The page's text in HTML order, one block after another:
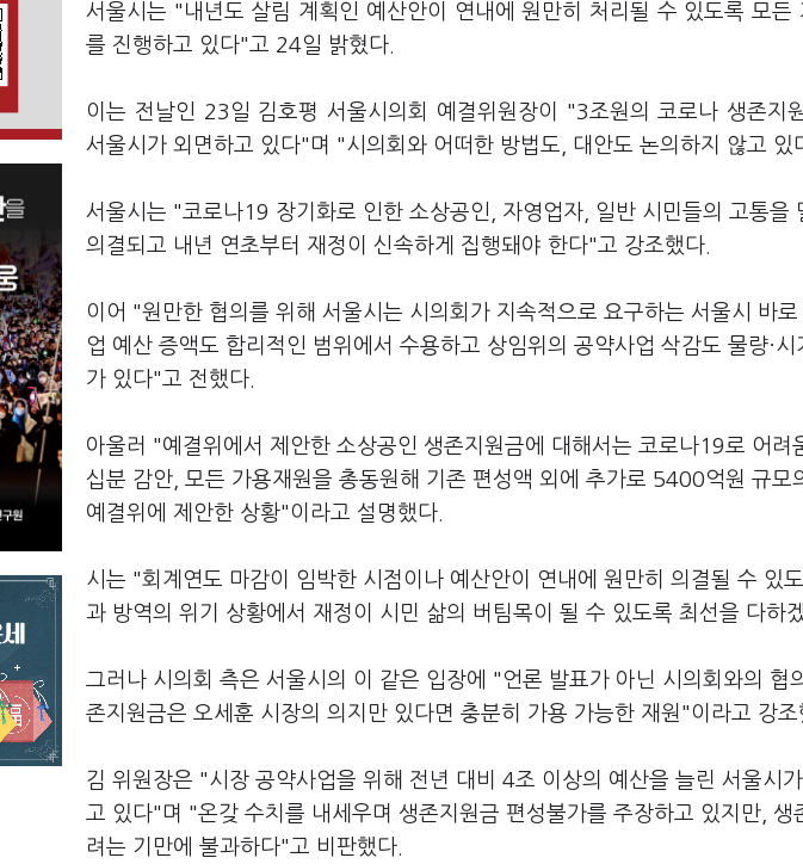
서울시는 "내년도 살림 계획인 예산안이 연내에 원만히 처리될 수 있도록 모든
를 진행하고 있다"고 24일 밝혔다.
이는 전날인 23일 김호평 서울시의회 예결위원장이 "3조원의 코로나 생존지
서울시가 외면하고 있다"며 "시의회와 어떠한 방법도, 대안도 논의하지 않고 있
서울시는 "코로나19 장기화로 인한 소상공인, 자영업자, 일반 시민들의 고통을
의결되고 내년 연초부터 재정이 신속하게 집행돼야 한다"고 강조했다.
이어 "원만한 협의를 위해 서울시는 시의회가 지속적으로 요구하는 서울시 바
업 예산 증액도 합리적인 범위에서 수용하고 상임위의 공약사업 삭감도 물량·
가 있다"고 전했다.
아울러 "예결위에서 제안한 소상공인 생존지원금에 대해서는 코로나19로 어려
십분 감안, 모든 가용재원을 총동원해 기존 편성액 외에 추가로 5400억원 규모
예결위에 제안한 상황"이라고 설명했다.
시는 "회계연도 마감이 임박한 시점이나 예산안이 연내에 원만히 의결될 수 있
과 방역의 위기 상황에서 재정이 시민 삶의 버팀목이 될 수 있도록 최선을 다하
그러나 시의회 측은 서울시의 이 같은 입장에 "언론 발표가 아닌 시의회와의 협
존지원금은 오세훈 시장의 의지만 있다면 충분히 가용 가능한 재원"이라고 강조
김 위원장은 "시장 공약사업을 위해 전년 대비 4조 이상의 예산을 늘린 서울시
고 있다"며 "온갖 수치를 내세우며 생존지원금 편성불가를 주장하고 있지만, 생
려는 기만에 불과하다"고 비판했다.